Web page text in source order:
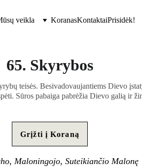
veikla KoranasKontaktaiPrisidėk!
65. Skyrybos
teisės. Besivadovaujantiems Dievo
Sūros pabaiga pabrėžia Dievo galią ir
Grįžti į Koraną
Maloningojo, Suteikiančio Malonę